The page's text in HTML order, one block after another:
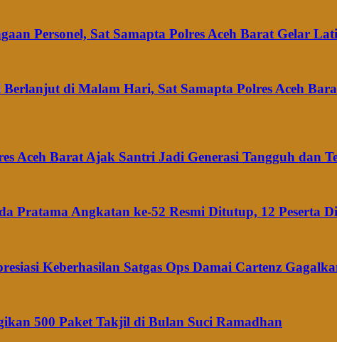
Personel, Sat Samapta Polres Aceh Barat Gelar
Berlanjut di Malam Hari, Sat Samapta Polres Aceh
Aceh Barat Ajak Santri Jadi Generasi Tangguh dan
Pratama Angkatan ke-52 Resmi Ditutup, 12 Peserta
Keberhasilan Satgas Ops Damai Cartenz
500 Paket Takjil di Bulan Suci Ramadhan